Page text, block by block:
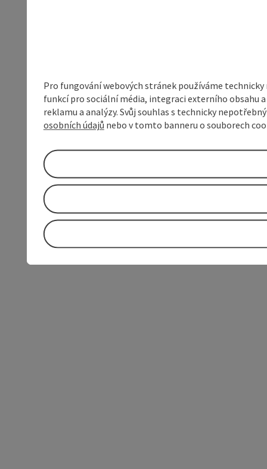
Pro fungování webových stránek používáme
funkcí pro sociální média, integraci externího obsahu
reklamu a analýzy. Svůj souhlas s technicky
osobních údajů nebo v tomto banneru o souborech